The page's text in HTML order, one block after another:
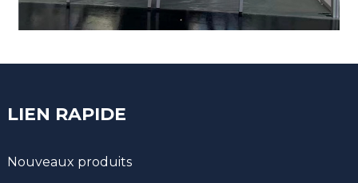
LIEN RAPIDE
Nouveaux produits